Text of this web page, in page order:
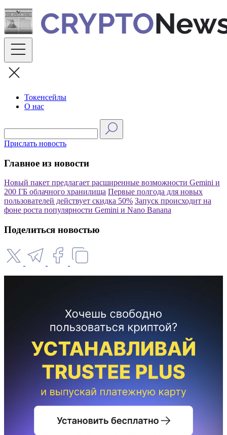
Skip
to
content
Токенсейлы
О нас
Прислать новость
Главное из новости
Новый пакет предлагает расширенные возможности Gemini и
200 ГБ облачного хранилища Первые полгода для новых
пользователей действует скидка 50% Запуск происходит на
фоне роста популярности Gemini и Nano Banana
Поделиться новостью